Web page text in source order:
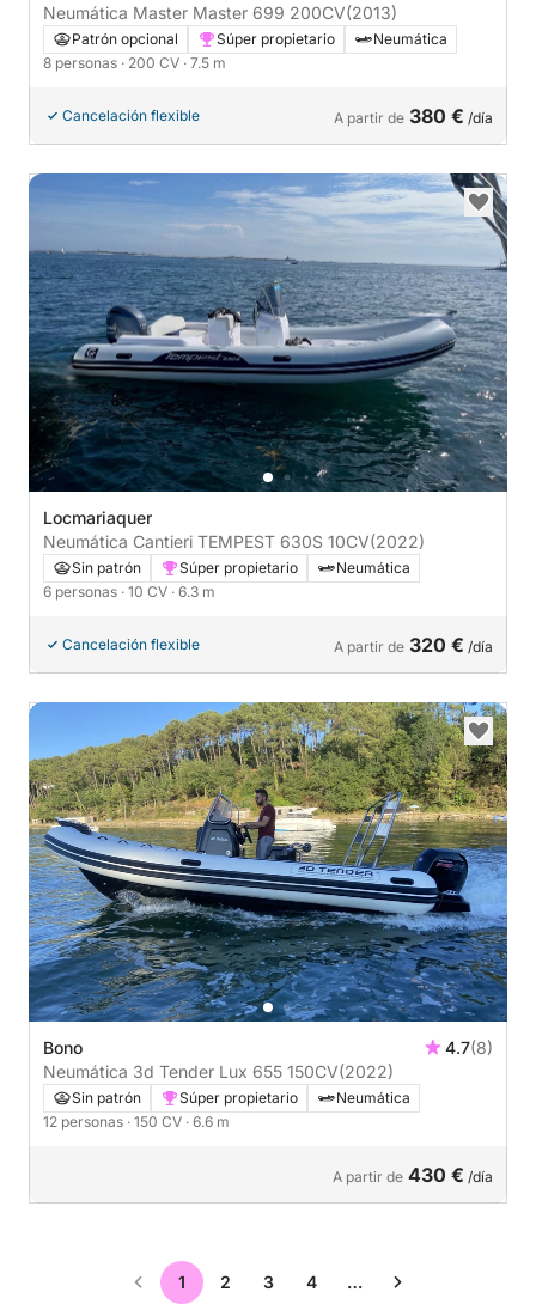
Neumática Master Master 699 200CV(2013)
Patrón opcional Súper propietario
Neumática
8 personas · 200 CV · 7.5 m
Cancelación flexible A partir de 380 € /día
Locmariaquer
Neumática Cantieri TEMPEST 630S 10CV(2022)
Sin patrón Súper propietario
Neumática
6 personas · 10 CV · 6.3 m
Cancelación flexible A partir de 320 € /día
Bono 4.7(8)
Neumática 3d Tender Lux 655 150CV(2022)
Sin patrón Súper propietario
Neumática
12 personas · 150 CV · 6.6 m
A partir de 430 € /día
1 2 3 4 …